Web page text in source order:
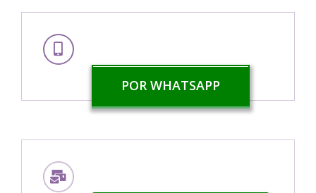
POR WHATSAPP